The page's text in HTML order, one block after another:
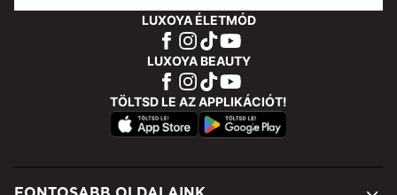
LUXOYA ÉLETMÓD
LUXOYA BEAUTY
TÖLTSD LE AZ APPLIKÁCIÓT!